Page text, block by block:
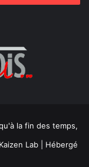
la fin des temps,
Kaizen Lab | Hébergé